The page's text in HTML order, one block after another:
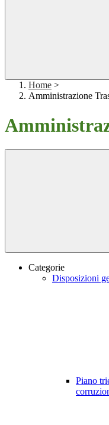
Home >
Amministrazione
Categorie
Disposizioni
Piano